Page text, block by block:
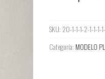
SKU: 20-1-1-1-2-1-1-1-
Categoría: MODELO